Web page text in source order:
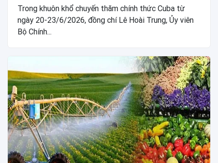
Trong khuôn khổ chuyến thăm chính thức Cuba từ
ngày 20-23/6/2026, đồng chí Lê Hoài Trung, Ủy viên
Bộ Chính...